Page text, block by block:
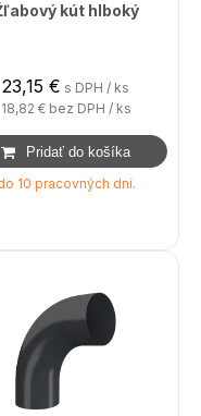
kút hlboký
23,15 € s DPH / ks
18,82 € bez DPH / ks
10 pracovných dní.